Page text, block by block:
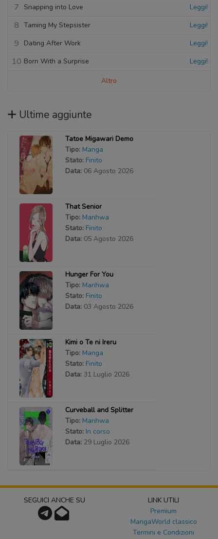
7 Snapping into Love Leggi!
8 Taming My Stepsister Leggi!
9 Dating After Work Leggi!
10 Born With a Surprise Leggi!
Altro
Ultime aggiunte
Tatoe Migawari Demo
Tipo: Manga
Stato: Finito
Data: 06 Agosto 2026
That Senior
Tipo: Manhwa
Stato: Finito
Data: 05 Agosto 2026
Hunger For You
Tipo: Manhwa
Stato: Finito
Data: 03 Agosto 2026
Kimi o Te ni Ireru
Tipo: Manga
Stato: Finito
Data: 31 Luglio 2026
Curveball and Splitter
Tipo: Manhwa
Stato: In corso
Data: 29 Luglio 2026
SEGUICI ANCHE SU
LINK UTILI
Premium
MangaWorld classico
Termini e Condizioni